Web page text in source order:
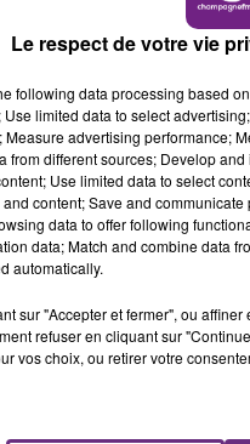
préparer le
Le respect de votre vie
following data processing based
limited data to select
advertising performance;
from different sources; Develop
Use limited data to select
content; Save and
data to offer following
data; Match and combine data
automatically.
sur "Accepter et fermer", ou
refuser en cliquant sur
vos choix, ou retirer votre